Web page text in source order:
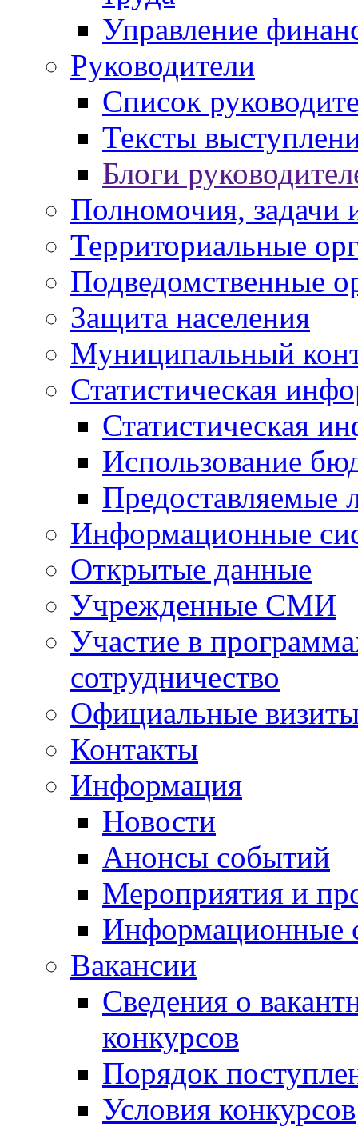
Управление
Руководители
Список
Тексты
Блоги
Полномочия, задачи
Территориальные
Подведомственные
Защита населения
Муниципальный
Статистическая
Статистическая
Использование
Предоставляемые
Информационные
Открытые данные
Учрежденные СМИ
Участие в
сотрудничество
Официальные
Контакты
Информация
Новости
Анонсы событий
Мероприятия и
Информационные
Вакансии
Сведения о
конкурсов
Порядок
Условия конкурсов